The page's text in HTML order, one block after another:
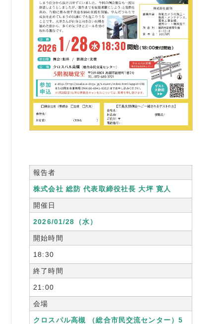
事務局
事務局のご案内
コンテンツ
ニュース
06-6944-1251
FAX: 06-6941-8352
大阪市中央区農人橋2丁目-1-30 谷町八木ビル4F
報告者
株式会社 総防 代表取締役社長 大坪 寛人
開催日
2026/01/28（水）
開始時間
18:30
終了時間
21:00
会場
クロスパル高槻 （総合市民交流センター）5